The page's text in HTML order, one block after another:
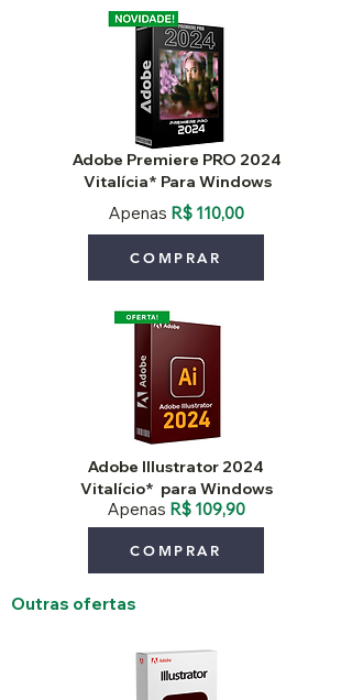
Adobe Premiere PRO 2024
Vitalícia* Para Windows
Apenas R$ 110,00
COMPRAR
Adobe Illustrator 2024
Vitalício* para Windows
Apenas R$ 109,90
COMPRAR
Outras ofertas